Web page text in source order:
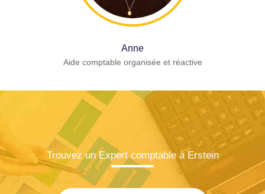
Anne
Aide comptable organisée et réactive
Trouvez un Expert comptable à Erstein